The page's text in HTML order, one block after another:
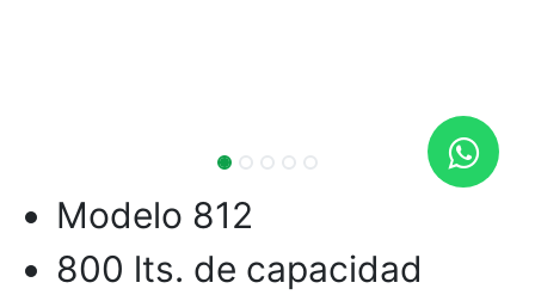
Modelo 812
800 lts. de capacidad